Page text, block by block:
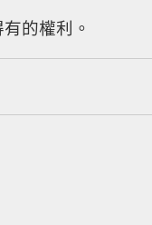
的權利。